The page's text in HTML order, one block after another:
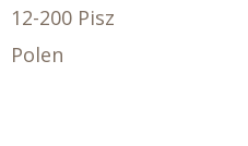
12-200 Pisz
Polen